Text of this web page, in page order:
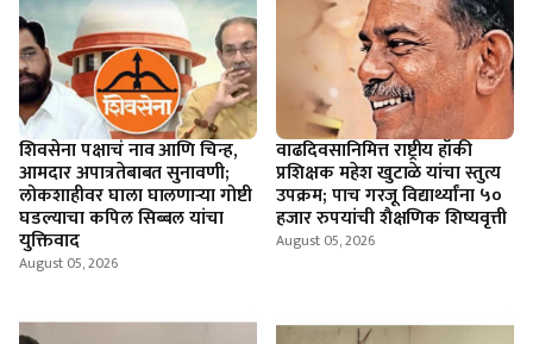
शिवसेना पक्षाचं नाव आणि चिन्ह,
आमदार अपात्रतेबाबत सुनावणी;
लोकशाहीवर घाला घालणाऱ्या गोष्टी
घडल्याचा कपिल सिब्बल यांचा
युक्तिवाद
August 05, 2026
वाढदिवसानिमित्त राष्ट्रीय हॉकी
प्रशिक्षक महेश खुटाळे यांचा स्तुत्य
उपक्रम; पाच गरजू विद्यार्थ्यांना ५०
हजार रुपयांची शैक्षणिक शिष्यवृत्ती
August 05, 2026